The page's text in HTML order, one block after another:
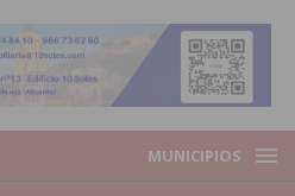
MUNICIPIOS